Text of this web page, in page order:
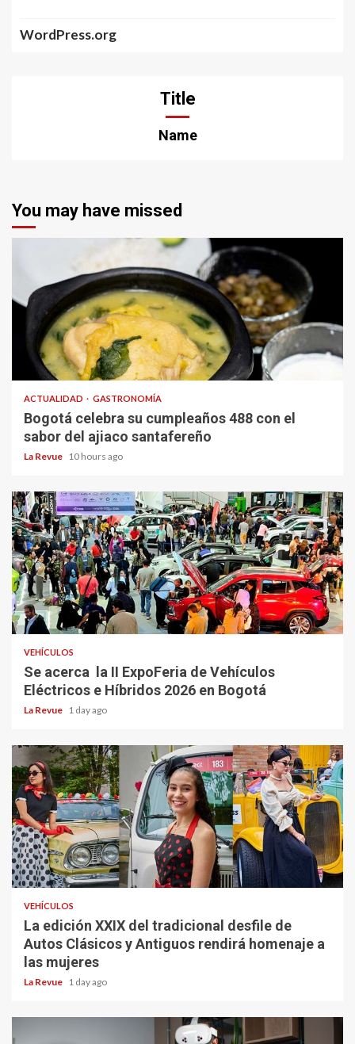
WordPress.org
Title
Name
You may have missed
ACTUALIDAD GASTRONOMÍA
Bogotá celebra su cumpleaños 488 con el
sabor del ajiaco santafereño
La Revue 10 hours ago
VEHÍCULOS
Se acerca la II ExpoFeria de Vehículos
Eléctricos e Híbridos 2026 en Bogotá
La Revue 1 day ago
VEHÍCULOS
La edición XXIX del tradicional desfile de
Autos Clásicos y Antiguos rendirá homenaje a
las mujeres
La Revue 1 day ago